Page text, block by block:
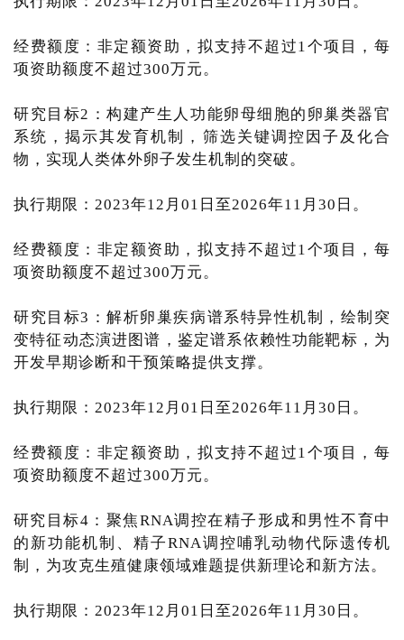
经费额度：非定额资助，拟支持不超过1个项目，每
项资助额度不超过300万元。
研究目标2：构建产生人功能卵母细胞的卵巢类器官
系统，揭示其发育机制，筛选关键调控因子及化合
物，实现人类体外卵子发生机制的突破。
执行期限：2023年12月01日至2026年11月30日。
经费额度：非定额资助，拟支持不超过1个项目，每
项资助额度不超过300万元。
研究目标3：解析卵巢疾病谱系特异性机制，绘制突
变特征动态演进图谱，鉴定谱系依赖性功能靶标，为
开发早期诊断和干预策略提供支撑。
执行期限：2023年12月01日至2026年11月30日。
经费额度：非定额资助，拟支持不超过1个项目，每
项资助额度不超过300万元。
研究目标4：聚焦RNA调控在精子形成和男性不育中
的新功能机制、精子RNA调控哺乳动物代际遗传机
制，为攻克生殖健康领域难题提供新理论和新方法。
执行期限：2023年12月01日至2026年11月30日。